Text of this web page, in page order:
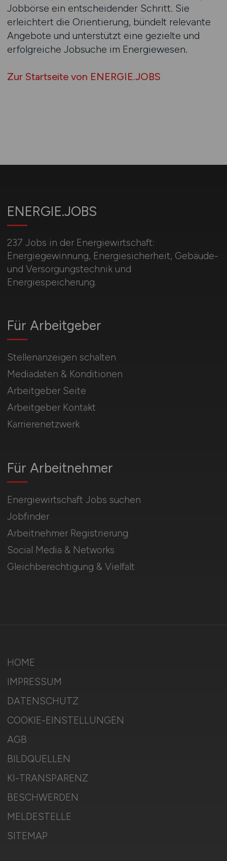
Jobbörse ein entscheidender Schritt. Sie
erleichtert die Orientierung, bündelt relevante
Angebote und unterstützt eine gezielte und
erfolgreiche Jobsuche im Energiewesen.
Zur Startseite von ENERGIE.JOBS
ENERGIE.JOBS
237 Jobs in der Energiewirtschaft:
Energiegewinnung, Energiesicherheit, Gebäude-
und Versorgungstechnik und
Energiespeicherung.
Für Arbeitnehmer
Energiewirtschaft Jobs suchen
Jobfinder
Arbeitnehmer Registrierung
Social Media & Networks
Gleichberechtigung & Vielfalt
Für Arbeitgeber
Stellenanzeigen schalten
Mediadaten & Konditionen
Arbeitgeber Seite
Arbeitgeber Kontakt
Karrierenetzwerk
HOME
IMPRESSUM
DATENSCHUTZ
COOKIE-EINSTELLUNGEN
AGB
BILDQUELLEN
KI-TRANSPARENZ
BESCHWERDEN
MELDESTELLE
SITEMAP